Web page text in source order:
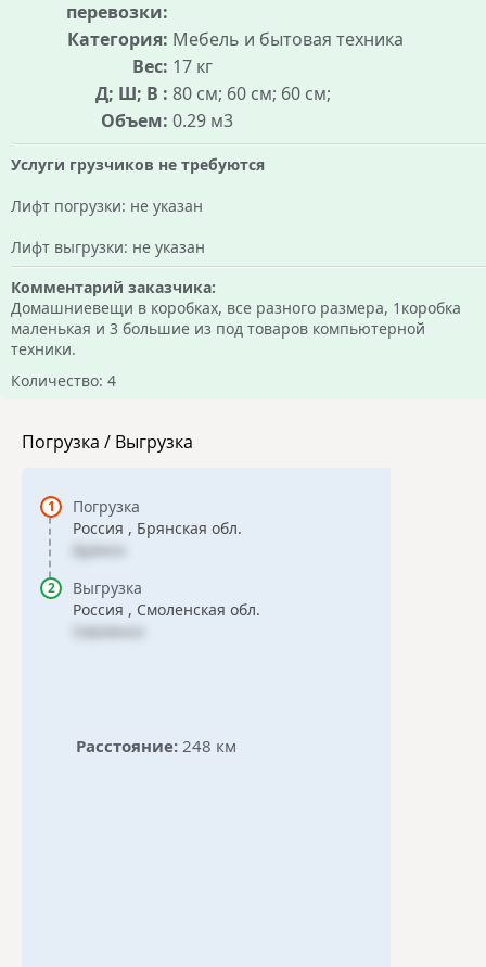
перевозки:
Категория: Мебель и бытовая техника
Вес: 17 кг
Д; Ш; В : 80 см; 60 см; 60 см;
Объем: 0.29 м3
Услуги грузчиков не требуются
Лифт погрузки: не указан
Лифт выгрузки: не указан
Комментарий заказчика:
Домашниевещи в коробках, все разного размера, 1коробка
маленькая и 3 большие из под товаров компьютерной
техники.
Количество: 4
Погрузка / Выгрузка
Погрузка
Россия , Брянская обл.
Брянск
Выгрузка
Россия , Смоленская обл.
Смоленск
Расстояние: 248 км